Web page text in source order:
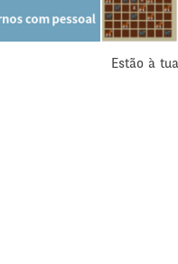
Estão à